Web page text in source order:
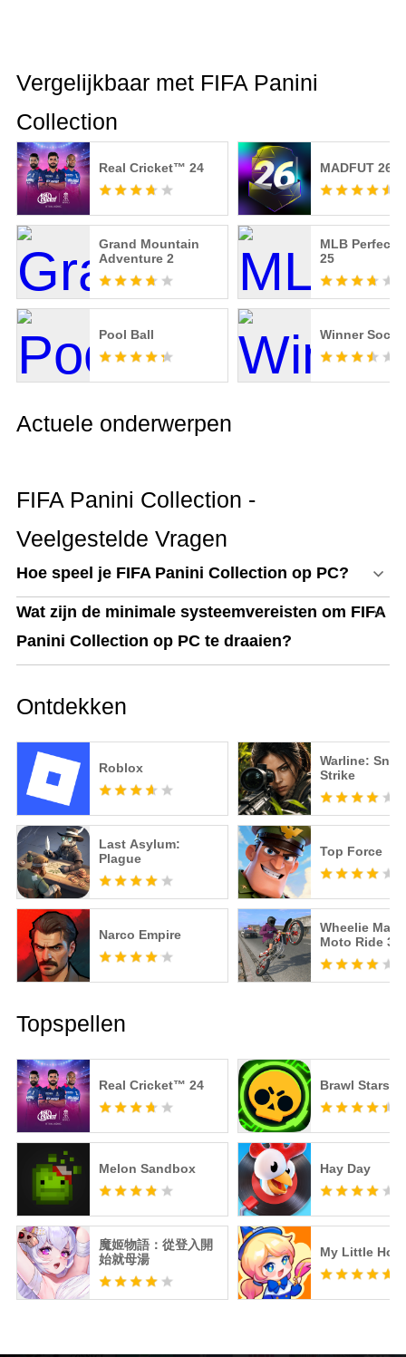
Vergelijkbaar met FIFA Panini
Collection
Real Cricket™ 24 MADFUT 26
Grand Mountain
Adventure 2
MLB Perfect
25
Pool Ball Winner
Actuele onderwerpen
FIFA Panini Collection -
Veelgestelde Vragen
Hoe speel je FIFA Panini Collection op PC?
Wat zijn de minimale systeemvereisten om FIFA
Panini Collection op PC te draaien?
Ontdekken
Roblox
Warline:
Strike
Last Asylum:
Plague
Top Force
Narco Empire
Wheelie
Moto Ride 3D
Topspellen
Real Cricket™ 24
Melon Sandbox
魔姬物語：從登入開
始就母湯
Brawl Stars
Hay Day
My Little